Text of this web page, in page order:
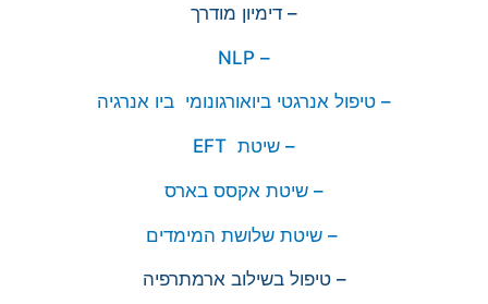
– דימיון מודרך
– NLP
– טיפול אנרגטי ביואורגונומי ביו אנרגיה
– שיטת EFT
– שיטת אקסס בארס
– שיטת שלושת המימדים
– טיפול בשילוב ארמתרפיה